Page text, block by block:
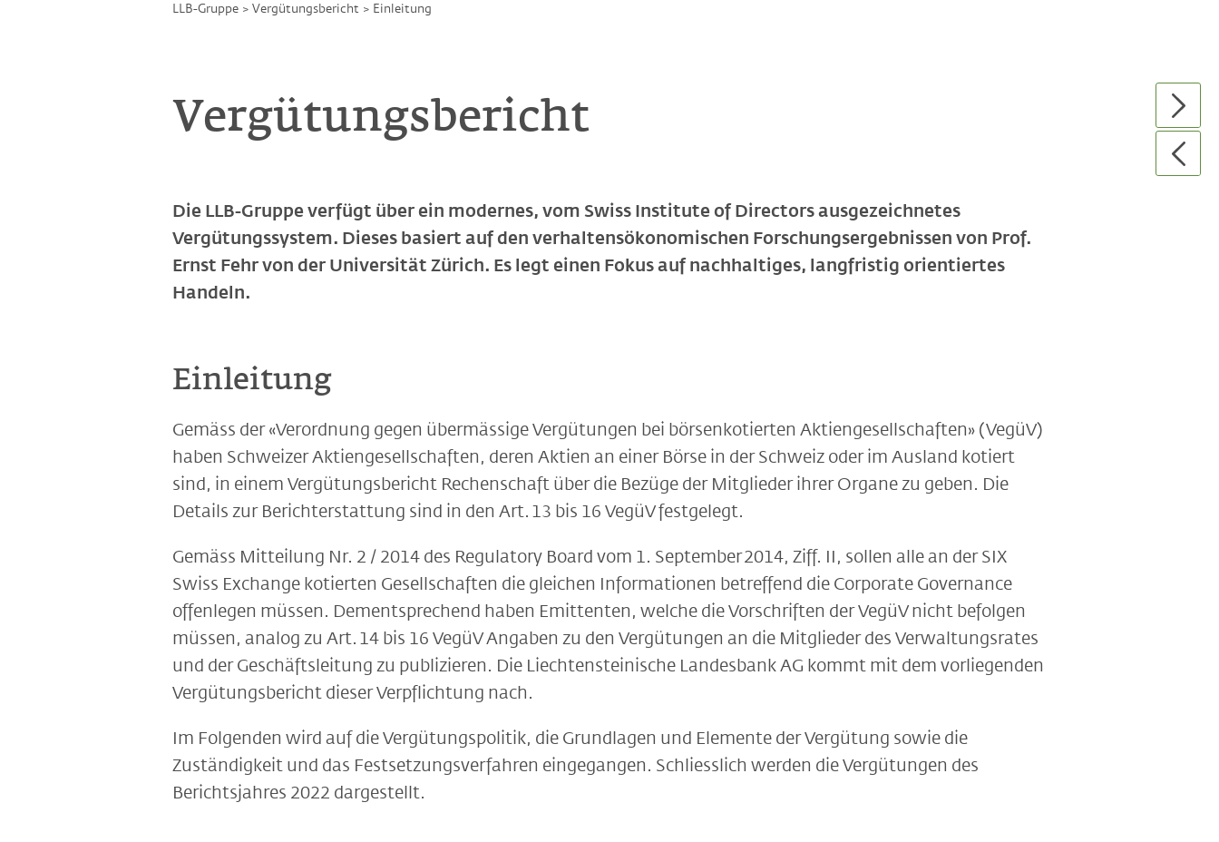
LLB-Gruppe > Vergütungsbericht > Einleitung
Vergütungsbericht
Die LLB-Gruppe verfügt über ein modernes, vom Swiss Institute of Directors ausgezeichnetes
Vergütungssystem. Dieses basiert auf den verhaltensökonomischen Forschungsergebnissen von Prof.
Ernst Fehr von der Universität Zürich. Es legt einen Fokus auf nachhaltiges, langfristig orientiertes
Handeln.
Einleitung
Gemäss der «Verordnung gegen übermässige Vergütungen bei börsenkotierten Aktiengesellschaften» (VegüV)
haben Schweizer Aktiengesellschaften, deren Aktien an einer Börse in der Schweiz oder im Ausland kotiert
sind, in einem Vergütungsbericht Rechenschaft über die Bezüge der Mitglieder ihrer Organe zu geben. Die
Details zur Berichterstattung sind in den Art. 13 bis 16 VegüV festgelegt.
Gemäss Mitteilung Nr. 2 / 2014 des Regulatory Board vom 1. September 2014, Ziff. II, sollen alle an der SIX
Swiss Exchange kotierten Gesellschaften die gleichen Informationen betreffend die Corporate Governance
offenlegen müssen. Dementsprechend haben Emittenten, welche die Vorschriften der VegüV nicht befolgen
müssen, analog zu Art. 14 bis 16 VegüV Angaben zu den Vergütungen an die Mitglieder des Verwaltungsrates
und der Geschäftsleitung zu publizieren. Die Liechtensteinische Landesbank AG kommt mit dem vorliegenden
Vergütungsbericht dieser Verpflichtung nach.
Im Folgenden wird auf die Vergütungspolitik, die Grundlagen und Elemente der Vergütung sowie die
Zuständigkeit und das Festsetzungsverfahren eingegangen. Schliesslich werden die Vergütungen des
Berichtsjahres 2022 dargestellt.